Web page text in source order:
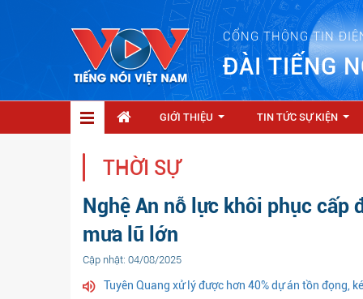
CỔNG THÔNG TIN
ĐÀI TIẾNG
GIỚI THIỆU TIN TỨC SỰ KIỆN
THỜI SỰ
Nghệ An nỗ lực khôi phục cấp
mưa lũ lớn
Cập nhật: 04/08/2025
Tuyên Quang xử lý được hơn 40% dự án tồn đọng,